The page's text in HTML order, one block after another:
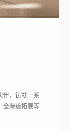
伴，铸就一系
全渠道拓展等